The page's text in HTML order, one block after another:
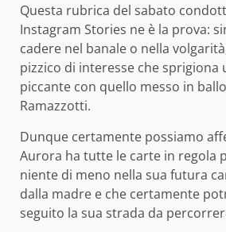
Questa rubrica del sabato
Instagram Stories ne è la prova:
cadere nel banale o nella
pizzico di interesse che sprigiona
piccante con quello messo in
Ramazzotti.
Dunque certamente possiamo
Aurora ha tutte le carte in regola
niente di meno nella sua futura
dalla madre e che certamente
seguito la sua strada da